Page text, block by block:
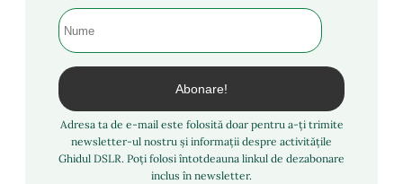
Adresa ta de e-mail este folosită doar pentru a-ți trimite
newsletter-ul nostru și informații despre activitățile
Ghidul DSLR. Poți folosi întotdeauna linkul de dezabonare
inclus în newsletter.